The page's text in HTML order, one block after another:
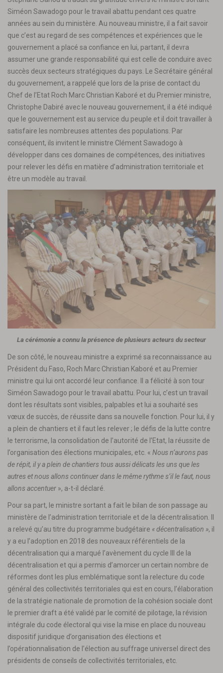
Siméon Sawadogo pour le travail abattu pendant ces quatre
années au sein du ministère. Au nouveau ministre, il a fait savoir
que c’est au regard de ses compétences et expériences que le
gouvernement a placé sa confiance en lui, partant, il devra
assumer une grande responsabilité qui est celle de conduire avec
succès deux secteurs stratégiques du pays. Le Secrétaire général
du gouvernement, a rappelé que lors de la prise de contact du
Chef de l’Etat Roch Marc Christian Kaboré et du Premier ministre,
Christophe Dabiré avec le nouveau gouvernement, il a été indiqué
que le gouvernement est au service du peuple et il doit travailler à
satisfaire les nombreuses attentes des populations. Par
conséquent, ils invitent le ministre Clément Sawadogo à
développer dans ces domaines de compétences, des initiatives
pour relever les défis en matière d’administration territoriale et
être un modèle au travail.
La cérémonie a connu la présence de plusieurs acteurs du secteur
De son côté, le nouveau ministre a exprimé sa reconnaissance au
Président du Faso, Roch Marc Christian Kaboré et au Premier
ministre qui lui ont accordé leur confiance. Il a félicité à son tour
Siméon Sawadogo pour le travail abattu. Pour lui, c’est un travail
dont les résultats sont visibles, palpables et lui a souhaité ses
vœux de succès, de réussite dans sa nouvelle fonction. Pour lui, il y
a plein de chantiers et il faut les relever ; le défis de la lutte contre
le terrorisme, la consolidation de l’autorité de l’Etat, la réussite de
l’organisation des élections municipales, etc. « Nous n’aurons pas
de répit, il y a plein de chantiers tous aussi délicats les uns que les
autres et nous allons continuer dans le même rythme s’il le faut, nous
allons accentuer », a-t-il déclaré.
Pour sa part, le ministre sortant a fait le bilan de son passage au
ministère de l’administration territoriale et de la décentralisation. Il
a relevé qu’au titre du programme budgétaire « décentralisation », il
y a eu l’adoption en 2018 des nouveaux référentiels de la
décentralisation qui a marqué l’avènement du cycle III de la
décentralisation et qui a permis d’amorcer un certain nombre de
réformes dont les plus emblématique sont la relecture du code
général des collectivités territoriales qui est en cours, l’élaboration
de la stratégie nationale de promotion de la cohésion sociale dont
le premier draft a été validé par le comité de pilotage, la révision
intégrale du code électoral qui vise la mise en place du nouveau
dispositif juridique d’organisation des élections et
l’opérationnalisation de l’élection au suffrage universel direct des
présidents de conseils de collectivités territoriales, etc.